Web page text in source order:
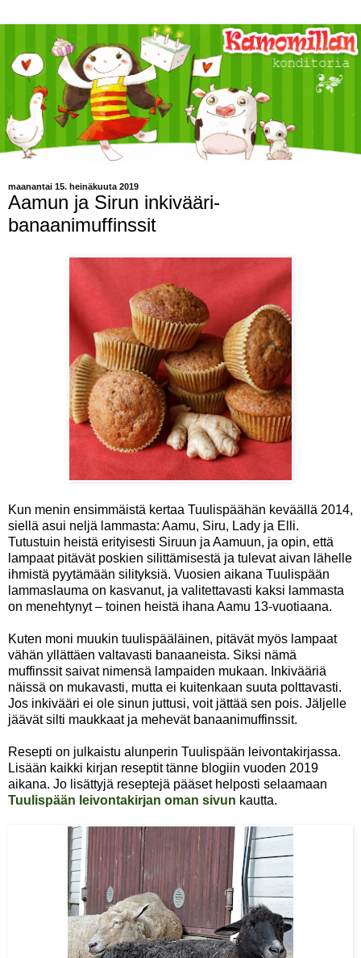
maanantai 15. heinäkuuta 2019
Aamun ja Sirun inkivääri-
banaanimuffinssit
Kun menin ensimmäistä kertaa Tuulispäähän keväällä 2014,
siellä asui neljä lammasta: Aamu, Siru, Lady ja Elli.
Tutustuin heistä erityisesti Siruun ja Aamuun, ja opin, että
lampaat pitävät poskien silittämisestä ja tulevat aivan lähelle
ihmistä pyytämään silityksiä. Vuosien aikana Tuulispään
lammaslauma on kasvanut, ja valitettavasti kaksi lammasta
on menehtynyt – toinen heistä ihana Aamu 13-vuotiaana.
Kuten moni muukin tuulispääläinen, pitävät myös lampaat
vähän yllättäen valtavasti banaaneista. Siksi nämä
muffinssit saivat nimensä lampaiden mukaan. Inkivääriä
näissä on mukavasti, mutta ei kuitenkaan suuta polttavasti.
Jos inkivääri ei ole sinun juttusi, voit jättää sen pois. Jäljelle
jäävät silti maukkaat ja mehevät banaanimuffinssit.
Resepti on julkaistu alunperin Tuulispään leivontakirjassa.
Lisään kaikki kirjan reseptit tänne blogiin vuoden 2019
aikana. Jo lisättyjä reseptejä pääset helposti selaamaan
Tuulispään leivontakirjan oman sivun kautta.